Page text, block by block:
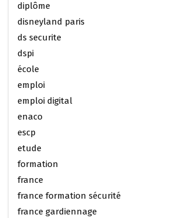
diplôme
disneyland paris
ds securite
dspi
école
emploi
emploi digital
enaco
escp
etude
formation
france
france formation sécurité
france gardiennage